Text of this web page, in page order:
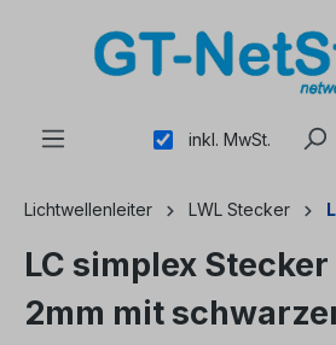
inkl. MwSt.
Lichtwellenleiter LWL Stecker
LC simplex
2mm mit